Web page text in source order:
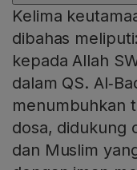
Kelima
dibahas
kepada Allah
dalam QS.
menumbuhkan
dosa, didukung
dan Muslim